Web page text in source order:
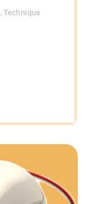
,Technique